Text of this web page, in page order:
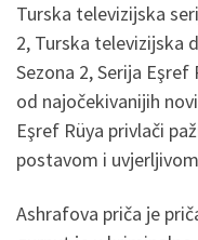
Turska televizijska
2, Turska televizijska
Sezona 2, Serija Eşref
od najočekivanijih
Eşref Rüya privlači
postavom i
Ashrafova priča je